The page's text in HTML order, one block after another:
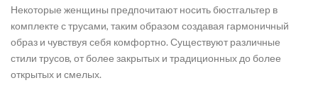
Некоторые женщины предпочитают носить бюстгальтер в
комплекте с трусами, таким образом создавая гармоничный
образ и чувствуя себя комфортно. Существуют различные
стили трусов, от более закрытых и традиционных до более
открытых и смелых.